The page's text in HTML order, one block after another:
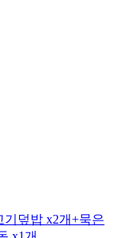
기덮밥 x2개+묵은